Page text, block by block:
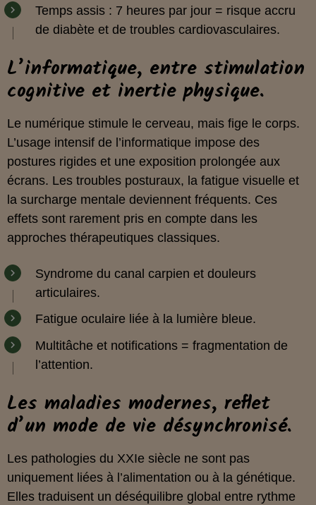
Temps assis : 7 heures par jour = risque accru
de diabète et de troubles cardiovasculaires.
L’informatique, entre stimulation
cognitive et inertie physique.
Le numérique stimule le cerveau, mais fige le corps.
L’usage intensif de l’informatique impose des
postures rigides et une exposition prolongée aux
écrans. Les troubles posturaux, la fatigue visuelle et
la surcharge mentale deviennent fréquents. Ces
effets sont rarement pris en compte dans les
approches thérapeutiques classiques.
Syndrome du canal carpien et douleurs
articulaires.
Fatigue oculaire liée à la lumière bleue.
Multitâche et notifications = fragmentation de
l’attention.
Les maladies modernes, reflet
d’un mode de vie désynchronisé.
Les pathologies du XXIe siècle ne sont pas
uniquement liées à l’alimentation ou à la génétique.
Elles traduisent un déséquilibre global entre rythme